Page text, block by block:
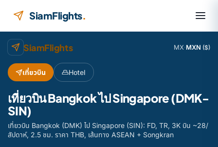
SiamFlights.
SiamFlights MX·MXN ($)
เที่ยวบิน Hotel
เที่ยวบิน Bangkok ไป Singapore (DMK-
SIN)
เที่ยวบิน Bangkok (DMK) ไป Singapore (SIN): FD, TR, 3K บิน ~28/
สัปดาห์, 2.5 ชม. ราคา THB, เส้นทาง ASEAN + Songkran